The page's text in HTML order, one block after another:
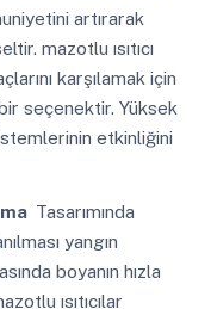
artırarak
mazotlu ısıtıcı
karşılamak için
seçenektir. Yüksek
etkinliğini
Tasarımında
yangın
boyanın hızla
ısıtıcılar